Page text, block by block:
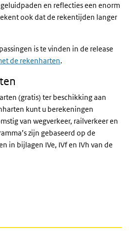
en reflecties een enorm
ook dat de rekentijden langer
is te vinden in de release
de rekenharten.
(gratis) ter beschikking aan
kunt u berekeningen
van wegverkeer, railverkeer en
zijn gebaseerd op de
in bijlagen IVe, IVf en IVh van de